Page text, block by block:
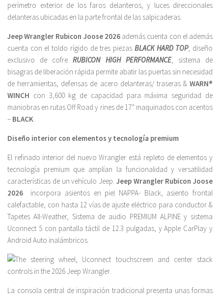
perímetro exterior de los faros delanteros, y luces direccionales
delanteras ubicadas en la parte frontal de las salpicaderas.
Jeep Wrangler Rubicon Joose 2026 además cuenta con el además
cuenta con el toldo rígido de tres piezas BLACK HARD TOP, diseño
exclusivo de cofreRUBICON HIGH PERFORMANCE, sistema de
bisagras de liberación rápida permite abatir las puertas sin necesidad
de herramientas, defensas de acero delanteras/ traseras &WARN®
WINCH con 3,600 kg de capacidad para máxima seguridad de
maniobras en rutas Off Road y rines de 17” maquinados con acentos
– BLACK.
Diseño interior con elementos y tecnología premium
El refinado interior del nuevo Wrangler está repleto de elementos y
tecnología premium que amplían la funcionalidad y versatilidad
características de un vehículo Jeep. Jeep Wrangler Rubicon Joose
2026 incorpora asientos en piel NAPPA- Black, asiento frontal
calefactable, con hasta 12 vías de ajuste eléctrico para conductor &
Tapetes All-Weather, Sistema de audio PREMIUM ALPINE y sistema
Uconnect 5 con pantalla táctil de 12.3 pulgadas, y Apple CarPlay y
Android Auto inalámbricos.
La consola central de inspiración tradicional presenta unas formas